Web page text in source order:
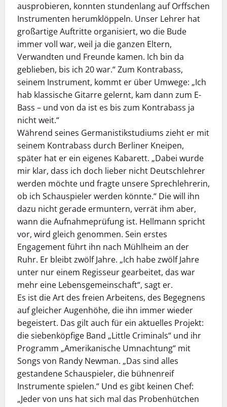
ausprobieren, konnten stundenlang auf Orffschen
Instrumenten herumklöppeln. Unser Lehrer hat
großartige Auftritte organisiert, wo die Bude
immer voll war, weil ja die ganzen Eltern,
Verwandten und Freunde kamen. Ich bin da
geblieben, bis ich 20 war.“ Zum Kontrabass,
seinem Instrument, kommt er über Umwege: „Ich
hab klassische Gitarre gelernt, kam dann zum E-
Bass – und von da ist es bis zum Kontrabass ja
nicht weit.“
Während seines Germanistikstudiums zieht er mit
seinem Kontrabass durch Berliner Kneipen,
später hat er ein eigenes Kabarett. „Dabei wurde
mir klar, dass ich doch lieber nicht Deutschlehrer
werden möchte und fragte unsere Sprechlehrerin,
ob ich Schauspieler werden könnte.“ Die will ihn
dazu nicht gerade ermuntern, verrät ihm aber,
wann die Aufnahmeprüfung ist. Hellmann spricht
vor, wird gleich genommen. Sein erstes
Engagement führt ihn nach Mühlheim an der
Ruhr. Er bleibt zwölf Jahre. „Ich habe zwölf Jahre
unter nur einem Regisseur gearbeitet, das war
mehr eine Lebensgemeinschaft“, sagt er.
Es ist die Art des freien Arbeitens, des Begegnens
auf gleicher Augenhöhe, die ihn immer wieder
begeistert. Das gilt auch für ein aktuelles Projekt:
die siebenköpfige Band „Little Criminals“ und ihr
Programm „Amerikanische Umnachtung“ mit
Songs von Randy Newman. „Das sind alles
gestandene Schauspieler, die bühnenreif
Instrumente spielen.“ Und es gibt keinen Chef:
„Jeder von uns hat sich mal das Probenhütchen